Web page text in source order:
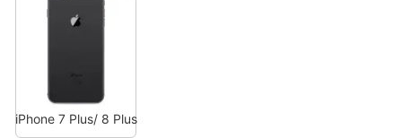
iPhone 7 Plus/ 8 Plus